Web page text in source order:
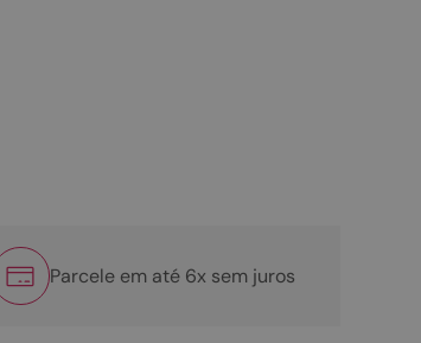
Parcele em até 6x sem juros